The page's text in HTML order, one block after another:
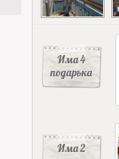
Има 4
подаръка
Има 2